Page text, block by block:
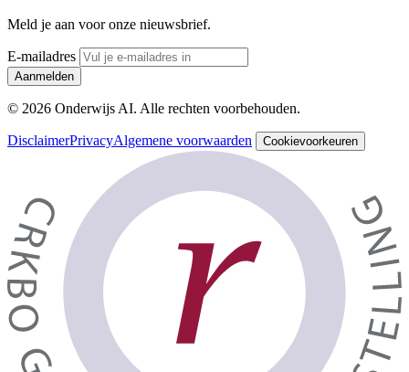
Meld je aan voor onze nieuwsbrief.
E-mailadres
Aanmelden
© 2026 Onderwijs AI. Alle rechten voorbehouden.
DisclaimerPrivacyAlgemene voorwaarden Cookievoorkeuren